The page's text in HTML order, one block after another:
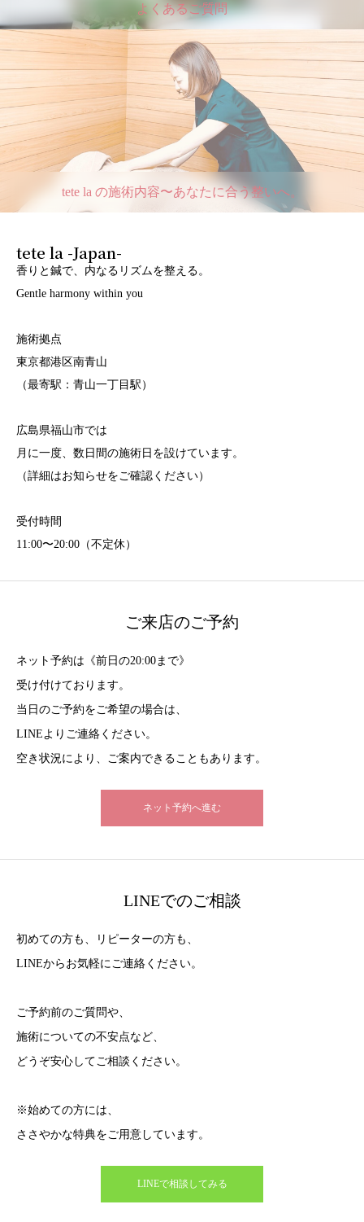
よくあるご質問
tete la の施術内容〜あなたに合う整いへ。
tete la -Japan-
香りと鍼で、内なるリズムを整える。
Gentle harmony within you
施術拠点
東京都港区南青山
（最寄駅：青山一丁目駅）
広島県福山市では
月に一度、数日間の施術日を設けています。
（詳細はお知らせをご確認ください）
受付時間
11:00〜20:00（不定休）
ご来店のご予約
ネット予約は《前日の20:00まで》
受け付けております。
当日のご予約をご希望の場合は、
LINEよりご連絡ください。
空き状況により、ご案内できることもあります。
ネット予約へ進む
LINEでのご相談
初めての方も、リピーターの方も、
LINEからお気軽にご連絡ください。
ご予約前のご質問や、
施術についての不安点など、
どうぞ安心してご相談ください。
※始めての方には、
ささやかな特典をご用意しています。
LINEで相談してみる